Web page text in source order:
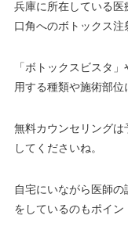
兵庫に所在している
口角へのボトックス注
「ボトックスビスタ
用する種類や施術部位
無料カウンセリングは
してくださいね。
自宅にいながら医師
をしているのもポイン